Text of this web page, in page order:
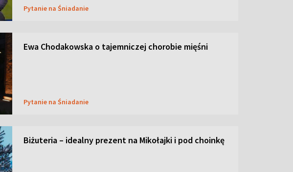
Pytanie na Śniadanie
Ewa Chodakowska o tajemniczej chorobie mięśni
Pytanie na Śniadanie
Biżuteria – idealny prezent na Mikołajki i pod choinkę